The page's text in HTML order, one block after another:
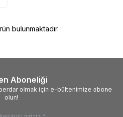
bulunmaktadır.
Aboneliği
olmak için e-bültenimize abone
olun!